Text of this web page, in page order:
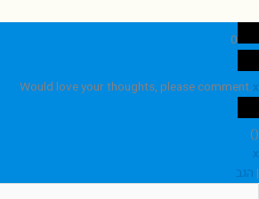
0
Would love your thoughts, please comment.x
(
)
x
| הגב